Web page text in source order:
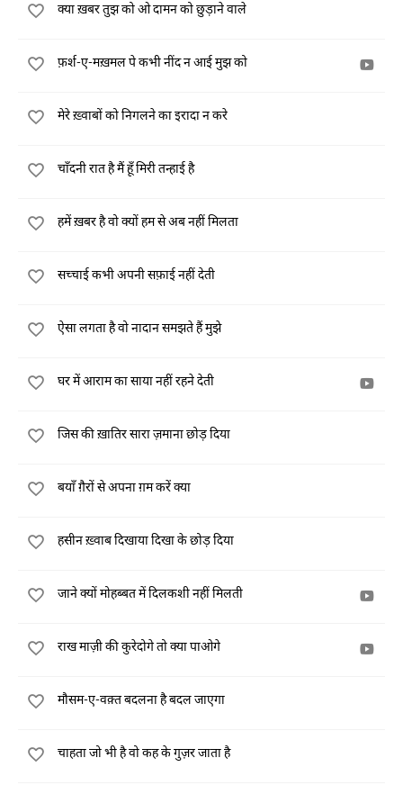
क्या ख़बर तुझ को ओ दामन को छुड़ाने वाले
फ़र्श-ए-मख़मल पे कभी नींद न आई मुझ को
मेरे ख़्वाबों को निगलने का इरादा न करे
चाँदनी रात है मैं हूँ मिरी तन्हाई है
हमें ख़बर है वो क्यों हम से अब नहीं मिलता
सच्चाई कभी अपनी सफ़ाई नहीं देती
ऐसा लगता है वो नादान समझते हैं मुझे
घर में आराम का साया नहीं रहने देती
जिस की ख़ातिर सारा ज़माना छोड़ दिया
बयाँ ग़ैरों से अपना ग़म करें क्या
हसीन ख़्वाब दिखाया दिखा के छोड़ दिया
जाने क्यों मोहब्बत में दिलकशी नहीं मिलती
राख माज़ी की कुरेदोगे तो क्या पाओगे
मौसम-ए-वक़्त बदलना है बदल जाएगा
चाहता जो भी है वो कह के गुज़र जाता है